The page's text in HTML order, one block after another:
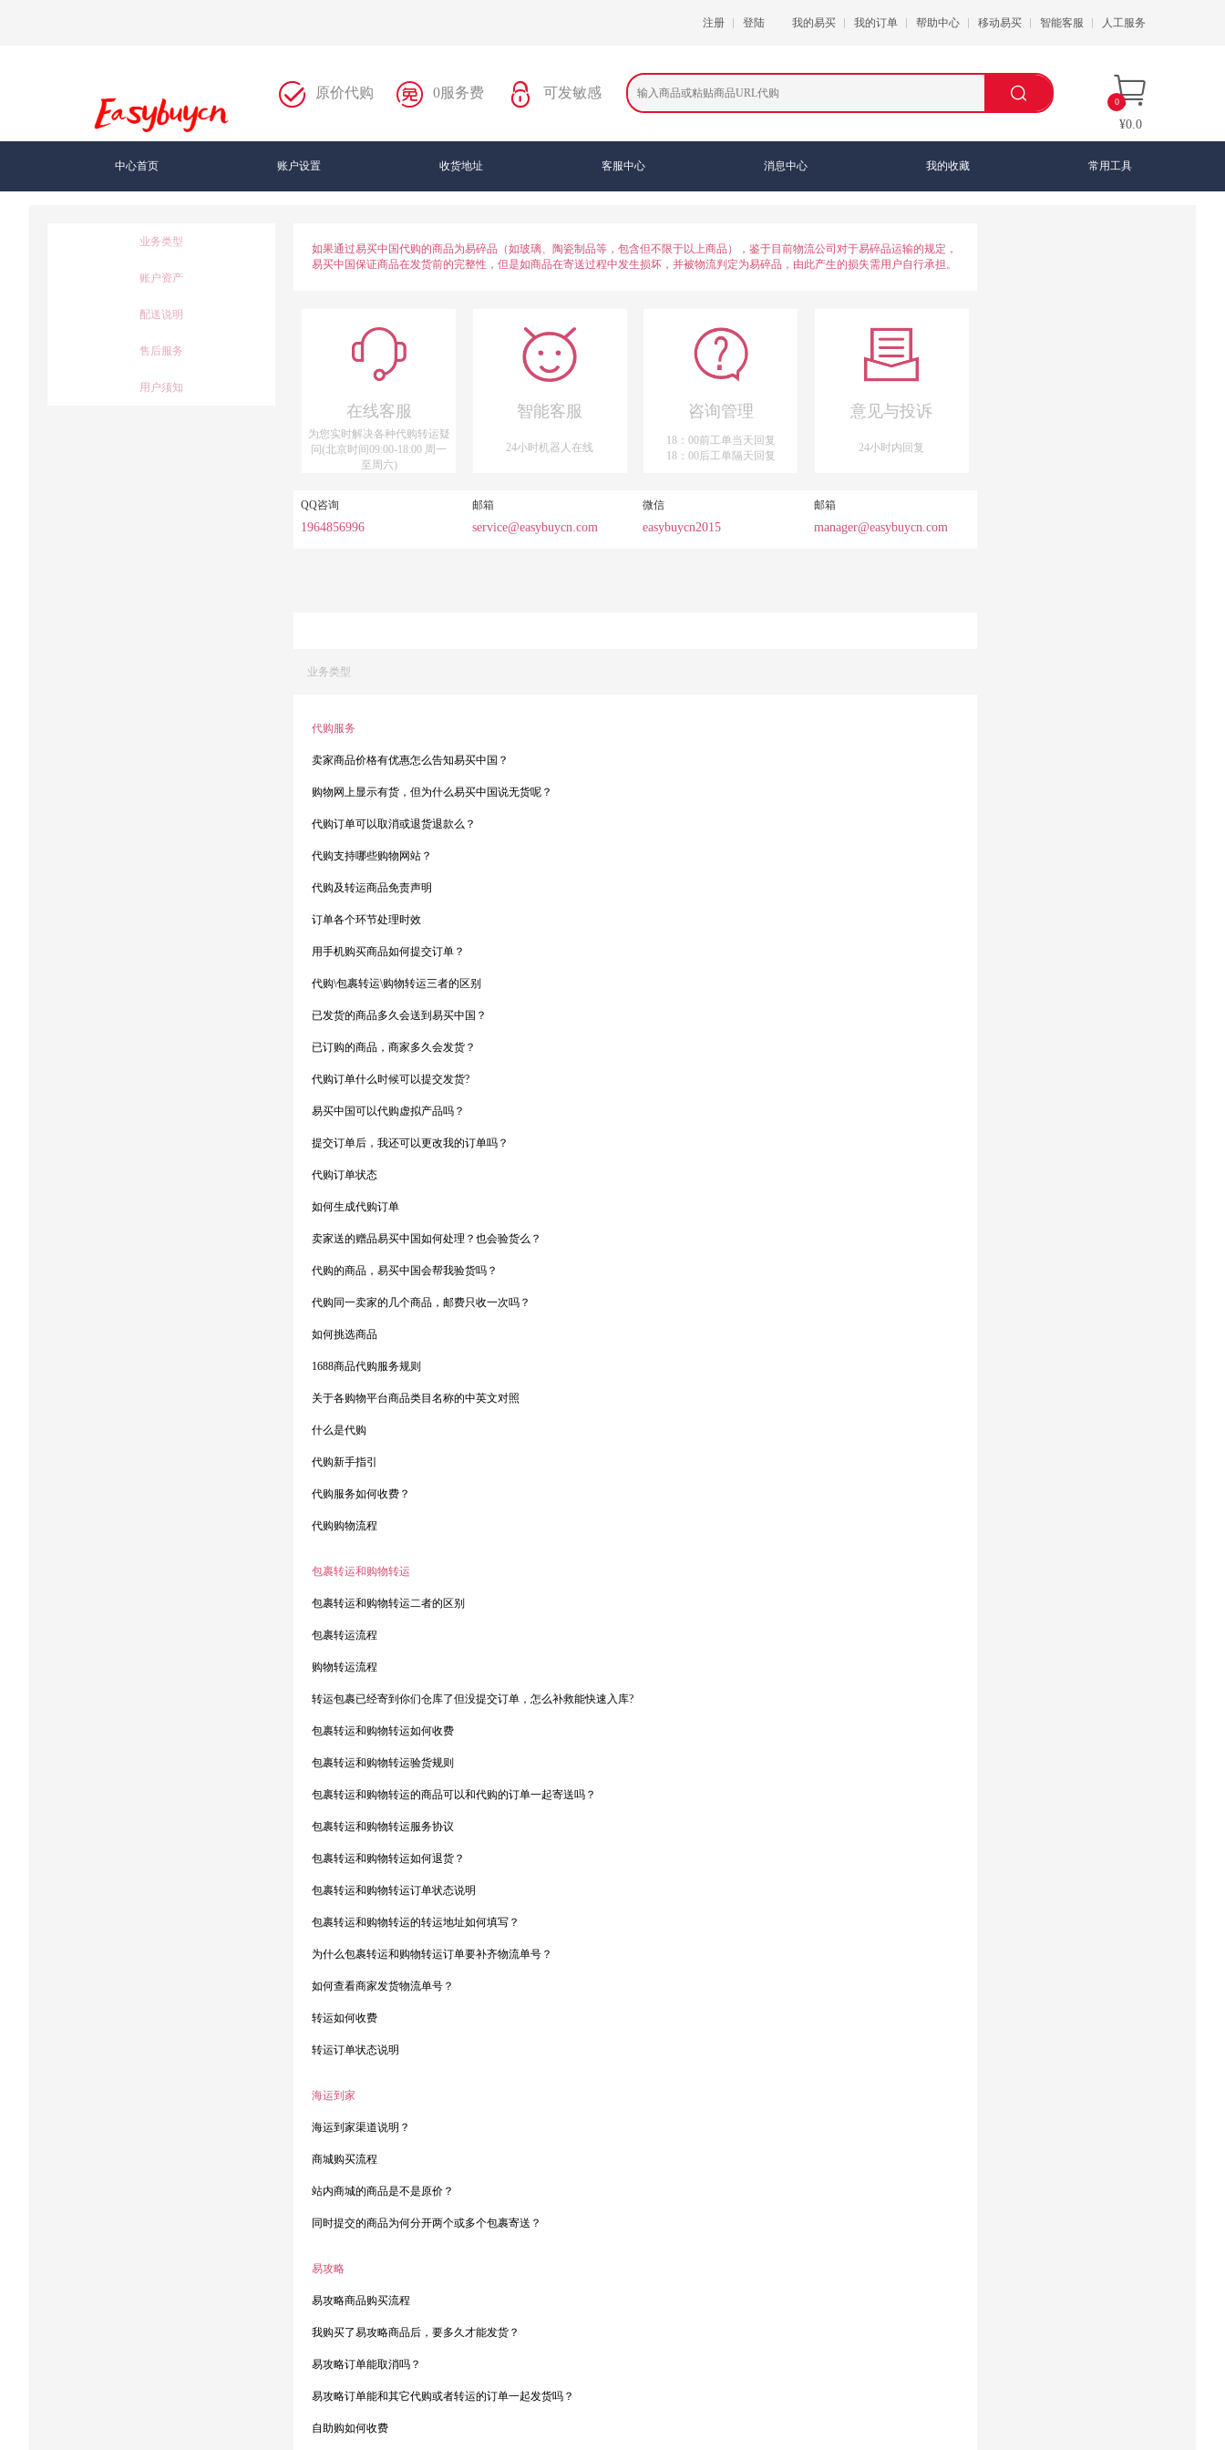
注册 登陆 我的易买 我的订单 帮助中心 移动易买 智能客服 人工服务
原价代购 0服务费 可发敏感
0
¥0.0
中心首页 账户设置 收货地址 客服中心 消息中心 我的收藏 常用工具
业务类型
账户资产
配送说明
售后服务
用户须知
如果通过易买中国代购的商品为易碎品（如玻璃、陶瓷制品等，包含但不限于以上商品），鉴于目前物流公司对于易碎品运输的规定，
易买中国保证商品在发货前的完整性，但是如商品在寄送过程中发生损坏，并被物流判定为易碎品，由此产生的损失需用户自行承担。
在线客服
为您实时解决各种代购转运疑
问(北京时间09:00-18:00 周一
至周六)
智能客服
24小时机器人在线
咨询管理
18：00前工单当天回复
18：00后工单隔天回复
意见与投诉
24小时内回复
QQ咨询
1964856996
邮箱
service@easybuycn.com
微信
easybuycn2015
邮箱
manager@easybuycn.com
业务类型
代购服务
卖家商品价格有优惠怎么告知易买中国？
购物网上显示有货，但为什么易买中国说无货呢？
代购订单可以取消或退货退款么？
代购支持哪些购物网站？
代购及转运商品免责声明
订单各个环节处理时效
用手机购买商品如何提交订单？
代购\包裹转运\购物转运三者的区别
已发货的商品多久会送到易买中国？
已订购的商品，商家多久会发货？
代购订单什么时候可以提交发货?
易买中国可以代购虚拟产品吗？
提交订单后，我还可以更改我的订单吗？
代购订单状态
如何生成代购订单
卖家送的赠品易买中国如何处理？也会验货么？
代购的商品，易买中国会帮我验货吗？
代购同一卖家的几个商品，邮费只收一次吗？
如何挑选商品
1688商品代购服务规则
关于各购物平台商品类目名称的中英文对照
什么是代购
代购新手指引
代购服务如何收费？
代购购物流程
包裹转运和购物转运
包裹转运和购物转运二者的区别
包裹转运流程
购物转运流程
转运包裹已经寄到你们仓库了但没提交订单，怎么补救能快速入库?
包裹转运和购物转运如何收费
包裹转运和购物转运验货规则
包裹转运和购物转运的商品可以和代购的订单一起寄送吗？
包裹转运和购物转运服务协议
包裹转运和购物转运如何退货？
包裹转运和购物转运订单状态说明
包裹转运和购物转运的转运地址如何填写？
为什么包裹转运和购物转运订单要补齐物流单号？
如何查看商家发货物流单号？
转运如何收费
转运订单状态说明
海运到家
海运到家渠道说明？
商城购买流程
站内商城的商品是不是原价？
同时提交的商品为何分开两个或多个包裹寄送？
易攻略
易攻略商品购买流程
我购买了易攻略商品后，要多久才能发货？
易攻略订单能取消吗？
易攻略订单能和其它代购或者转运的订单一起发货吗？
自助购如何收费